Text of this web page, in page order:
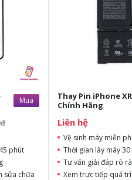
Mua
phút
sửa chữa
Thay Pin iPhone XR
Chính Hãng
Liên hệ
Vệ sinh máy miễn
Thời gian lấy máy
Tư vấn giải đáp rõ
Xem trực tiếp quá